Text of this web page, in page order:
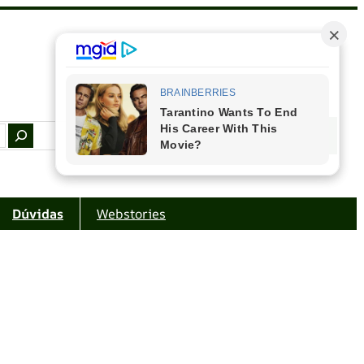
Facebook Instagram Youtube
Dúvidas Webstories